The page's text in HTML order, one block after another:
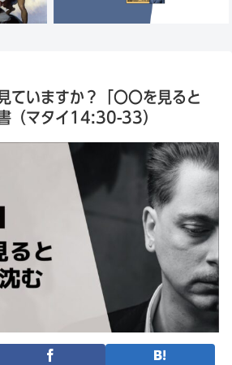
ていますか？「〇〇を見ると
（マタイ14:30-33）